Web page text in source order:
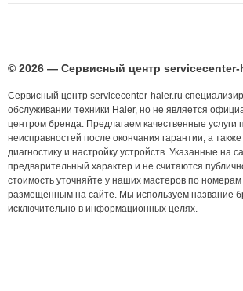
© 2026 — Сервисный центр servicecenter-
Сервисный центр servicecenter-haier.ru
обслуживании техники Haier, но не является
центром бренда. Предлагаем качественные услуги
неисправностей после окончания гарантии, а
диагностику и настройку устройств. Указанные на
предварительный характер и не считаются
стоимость уточняйте у наших мастеров по
размещённым на сайте. Мы используем название
исключительно в информационных целях.